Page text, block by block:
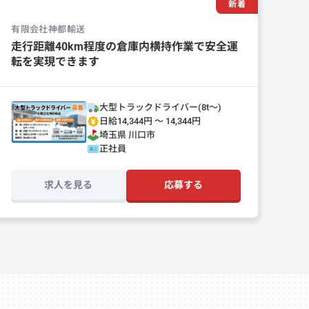
新着
有限会社神都輸送
走行距離40km程度の倉庫内横持作業で安全運
転を実現できます
大型トラックドライバー(8t～)
日給14,344円 〜 14,344円
埼玉県川口市
正社員
求人を見る 応募する